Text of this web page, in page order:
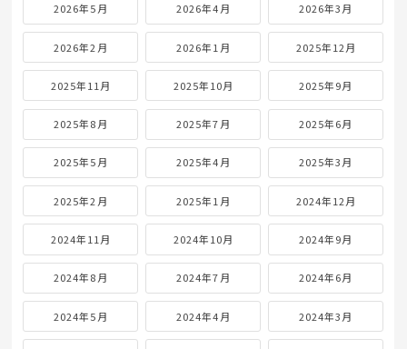
2026年5月 2026年4月 2026年3月
2026年2月 2026年1月 2025年12月
2025年11月 2025年10月 2025年9月
2025年8月 2025年7月 2025年6月
2025年5月 2025年4月 2025年3月
2025年2月 2025年1月 2024年12月
2024年11月 2024年10月 2024年9月
2024年8月 2024年7月 2024年6月
2024年5月 2024年4月 2024年3月